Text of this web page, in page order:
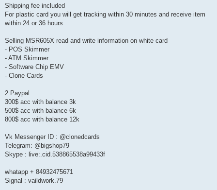
Shipping fee included
For plastic card you will get tracking within 30 minutes and receive item
within 24 or 36 hours
Selling MSR605X read and write information on white card
- POS Skimmer
- ATM Skimmer
- Software Chip EMV
- Clone Cards
2.Paypal
300$ acc with balance 3k
500$ acc with balance 6k
800$ acc with balance 12k
Vk Messenger ID : @clonedcards
Telegram: @bigshop79
Skype : live:.cid.538865538a99433f
whatapp + 84932475671
Signal : vaildwork.79